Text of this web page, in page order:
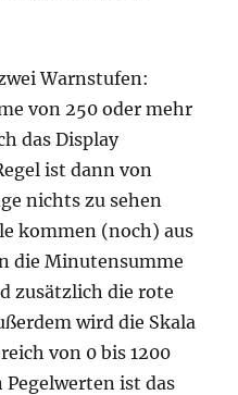
Warnstufen:
von 250 oder mehr
das Display
ist dann von
nichts zu sehen
kommen (noch) aus
die Minutensumme
zusätzlich die rote
wird die Skala
von 0 bis 1200
Pegelwerten ist das